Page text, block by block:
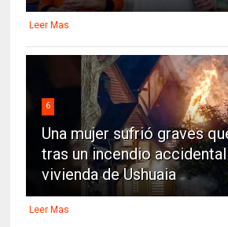
Leer Mas
6
Una mujer sufrió graves
tras un incendio accidental
vivienda de Ushuaia
Leer Mas